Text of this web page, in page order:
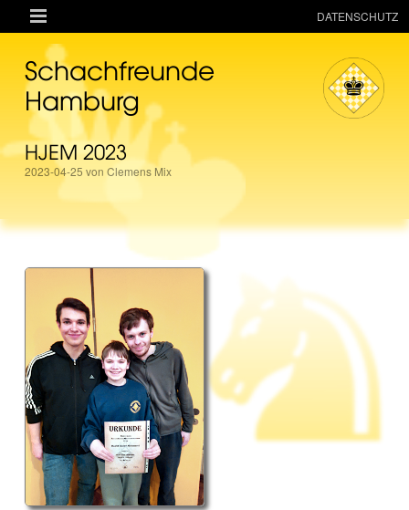

AKTUELLES
RESSOURCEN
VEREIN
MANNSCHAFTEN
TURNIERE
TERMINE
Schachfreunde
Hamburg
HJEM 2023
2023-04-25 von Clemens Mix
DATENSCHUTZ